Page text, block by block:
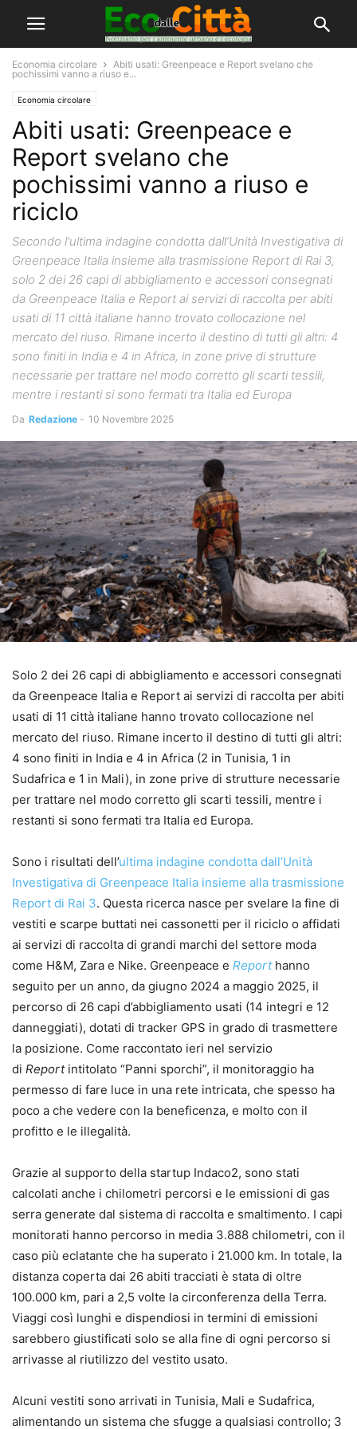
Economia circolare
Abiti usati: Greenpeace e Report svelano che
pochissimi vanno a riuso e...
Economia circolare
Abiti usati: Greenpeace e
Report svelano che
pochissimi vanno a riuso e
riciclo
Secondo l'ultima indagine condotta dall’Unità Investigativa di
Greenpeace Italia insieme alla trasmissione Report di Rai 3,
solo 2 dei 26 capi di abbigliamento e accessori consegnati
da Greenpeace Italia e Report ai servizi di raccolta per abiti
usati di 11 città italiane hanno trovato collocazione nel
mercato del riuso. Rimane incerto il destino di tutti gli altri: 4
sono finiti in India e 4 in Africa, in zone prive di strutture
necessarie per trattare nel modo corretto gli scarti tessili,
mentre i restanti si sono fermati tra Italia ed Europa
Da Redazione - 10 Novembre 2025
Solo 2 dei 26 capi di abbigliamento e accessori consegnati
da Greenpeace Italia e Report ai servizi di raccolta per abiti
usati di 11 città italiane hanno trovato collocazione nel
mercato del riuso. Rimane incerto il destino di tutti gli altri:
4 sono finiti in India e 4 in Africa (2 in Tunisia, 1 in
Sudafrica e 1 in Mali), in zone prive di strutture necessarie
per trattare nel modo corretto gli scarti tessili, mentre i
restanti si sono fermati tra Italia ed Europa.
Sono i risultati dell’ultima indagine condotta dall’Unità
Investigativa di Greenpeace Italia insieme alla trasmissione
Report di Rai 3. Questa ricerca nasce per svelare la fine di
vestiti e scarpe buttati nei cassonetti per il riciclo o affidati
ai servizi di raccolta di grandi marchi del settore moda
come H&M, Zara e Nike. Greenpeace e Report hanno
seguito per un anno, da giugno 2024 a maggio 2025, il
percorso di 26 capi d’abbigliamento usati (14 integri e 12
danneggiati), dotati di tracker GPS in grado di trasmettere
la posizione. Come raccontato ieri nel servizio
di Report intitolato “Panni sporchi”, il monitoraggio ha
permesso di fare luce in una rete intricata, che spesso ha
poco a che vedere con la beneficenza, e molto con il
profitto e le illegalità.
Grazie al supporto della startup Indaco2, sono stati
calcolati anche i chilometri percorsi e le emissioni di gas
serra generate dal sistema di raccolta e smaltimento. I capi
monitorati hanno percorso in media 3.888 chilometri, con il
caso più eclatante che ha superato i 21.000 km. In totale, la
distanza coperta dai 26 abiti tracciati è stata di oltre
100.000 km, pari a 2,5 volte la circonferenza della Terra.
Viaggi così lunghi e dispendiosi in termini di emissioni
sarebbero giustificati solo se alla fine di ogni percorso si
arrivasse al riutilizzo del vestito usato.
Alcuni vestiti sono arrivati in Tunisia, Mali e Sudafrica,
alimentando un sistema che sfugge a qualsiasi controllo; 3